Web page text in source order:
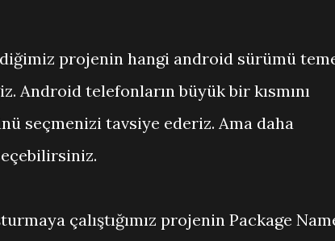
projenin hangi android sürümü
Android telefonların büyük bir kısmını
seçmenizi tavsiye ederiz. Ama daha
çalıştığımız projenin Package